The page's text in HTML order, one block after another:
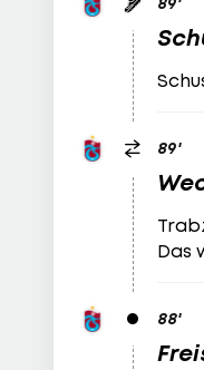
89'
Das
88'